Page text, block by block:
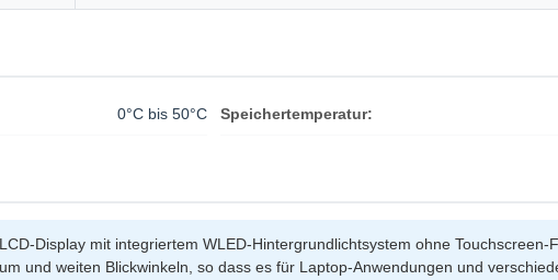
0°C bis 50°C Speichertemperatur:
Display mit integriertem WLED-Hintergrundlichtsystem ohne
und weiten Blickwinkeln, so dass es für Laptop-Anwendungen und